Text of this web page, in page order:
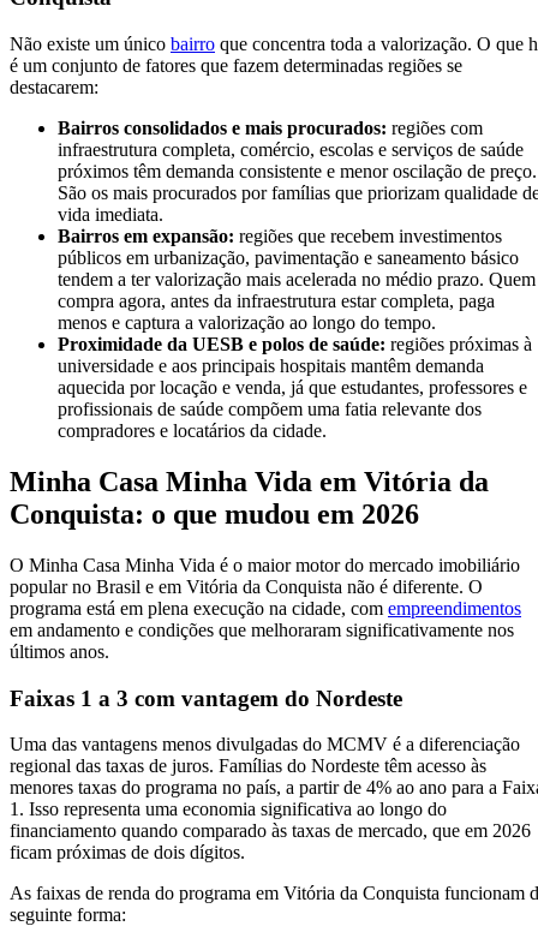
Não existe um único bairro que concentra toda a valorização. O que
é um conjunto de fatores que fazem determinadas regiões se
destacarem:
Bairros consolidados e mais procurados: regiões com
infraestrutura completa, comércio, escolas e serviços de saúde
próximos têm demanda consistente e menor oscilação de preço.
São os mais procurados por famílias que priorizam qualidade
vida imediata.
Bairros em expansão: regiões que recebem investimentos
públicos em urbanização, pavimentação e saneamento básico
tendem a ter valorização mais acelerada no médio prazo. Quem
compra agora, antes da infraestrutura estar completa, paga
menos e captura a valorização ao longo do tempo.
Proximidade da UESB e polos de saúde: regiões próximas à
universidade e aos principais hospitais mantêm demanda
aquecida por locação e venda, já que estudantes, professores e
profissionais de saúde compõem uma fatia relevante dos
compradores e locatários da cidade.
Minha Casa Minha Vida em Vitória da
Conquista: o que mudou em 2026
O Minha Casa Minha Vida é o maior motor do mercado imobiliário
popular no Brasil e em Vitória da Conquista não é diferente. O
programa está em plena execução na cidade, com empreendimentos
em andamento e condições que melhoraram significativamente nos
últimos anos.
Faixas 1 a 3 com vantagem do Nordeste
Uma das vantagens menos divulgadas do MCMV é a diferenciação
regional das taxas de juros. Famílias do Nordeste têm acesso às
menores taxas do programa no país, a partir de 4% ao ano para a
1. Isso representa uma economia significativa ao longo do
financiamento quando comparado às taxas de mercado, que em 2026
ficam próximas de dois dígitos.
As faixas de renda do programa em Vitória da Conquista funcionam
seguinte forma: